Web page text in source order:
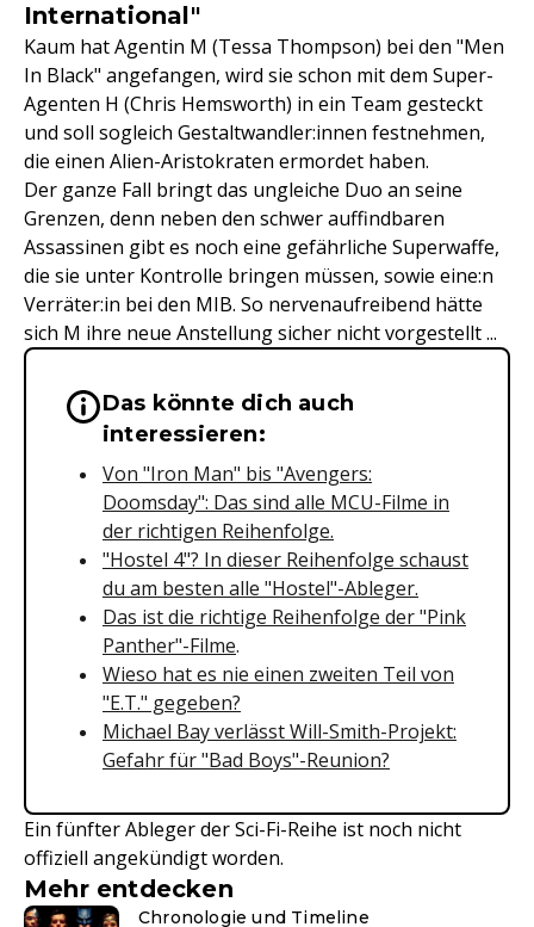
International"
Kaum hat Agentin M (Tessa Thompson) bei den "Men
In Black" angefangen, wird sie schon mit dem Super-
Agenten H (Chris Hemsworth) in ein Team gesteckt
und soll sogleich Gestaltwandler:innen festnehmen,
die einen Alien-Aristokraten ermordet haben.
Der ganze Fall bringt das ungleiche Duo an seine
Grenzen, denn neben den schwer auffindbaren
Assassinen gibt es noch eine gefährliche Superwaffe,
die sie unter Kontrolle bringen müssen, sowie eine:n
Verräter:in bei den MIB. So nervenaufreibend hätte
sich M ihre neue Anstellung sicher nicht vorgestellt ...
Wichtige Hinweise &
Das könnte dich auch
interessieren:
Von "Iron Man" bis "Avengers:
Doomsday": Das sind alle MCU-Filme in
der richtigen Reihenfolge.
"Hostel 4"? In dieser Reihenfolge schaust
du am besten alle "Hostel"-Ableger.
Das ist die richtige Reihenfolge der "Pink
Panther"-Filme.
Wieso hat es nie einen zweiten Teil von
"E.T." gegeben?
Michael Bay verlässt Will-Smith-Projekt:
Gefahr für "Bad Boys"-Reunion?
Ein fünfter Ableger der Sci-Fi-Reihe ist noch nicht
offiziell angekündigt worden.
Mehr entdecken
Chronologie und Timeline